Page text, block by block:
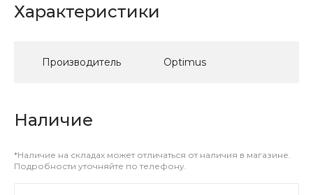
Характеристики
Производитель Optimus
Наличие
*Наличие на складах может отличаться от наличия в магазине.
Подробности уточняйте по телефону.